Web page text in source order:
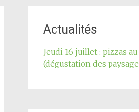
Actualités
Jeudi 16 juillet : pizzas
(dégustation des